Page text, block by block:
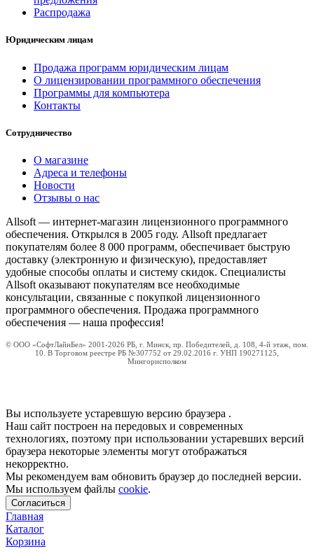
Распродажа
Юридическим лицам
Продажа программ юридическим лицам
О лицензировании программного обеспечения
Программы для компьютера
Контакты
Сотрудничество
О магазине
Адреса и телефоны
Новости
Отзывы о нас
Allsoft — интернет-магазин лицензионного программного
обеспечения. Открылся в 2005 году. Allsoft предлагает
покупателям более 8 000 программ, обеспечивает быструю
доставку (электронную и физическую), предоставляет
удобные способы оплаты и систему скидок. Специалисты
Allsoft оказывают покупателям все необходимые
консультации, связанные с покупкой лицензионного
программного обеспечения. Продажа программного
обеспечения — наша профессия!
© ООО «СофтЛайнБел» 2001-2026 РБ, г. Минск, пр. Победителей, д. 108, 4-й этаж, пом.
10. В Торговом реестре РБ №307752 от 29.02.2016 г. УНП 190271125,
Мингорисполком
Вы используете устаревшую версию браузера .
Наш сайт построен на передовых и современных
технологиях, поэтому при использовании устаревших версий
браузера некоторые элементы могут отображаться
некорректно.
Мы рекомендуем вам обновить браузер до последней версии.
Мы используем файлы cookie.
Согласиться
Главная
Каталог
Корзина